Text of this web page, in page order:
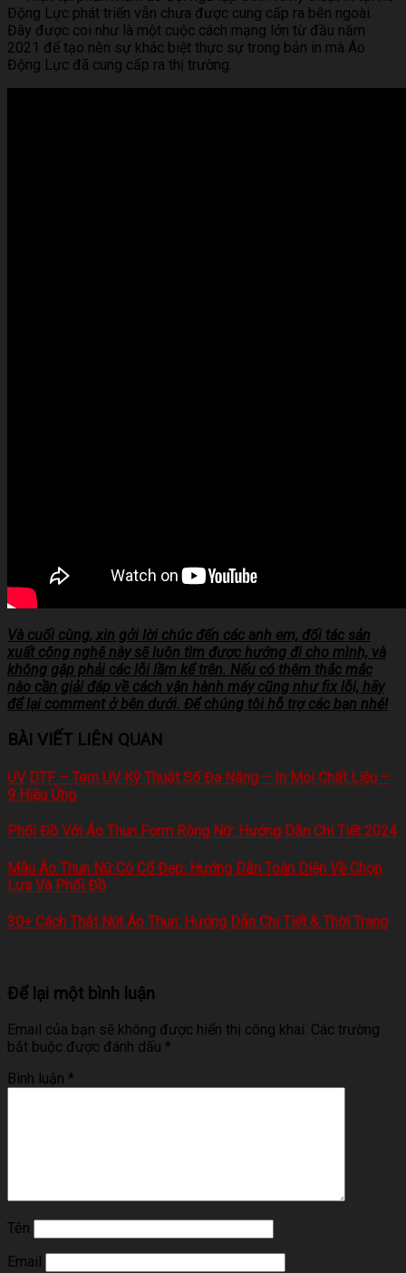
Động Lực phát triển vẫn chưa được cung cấp ra bên ngoài.
Đây được coi như là một cuộc cách mạng lớn từ đầu năm
2021 để tạo nên sự khác biệt thực sự trong bản in mà Áo
Động Lực đã cung cấp ra thị trường.
Và cuối cùng, xin gởi lời chúc đến các anh em, đối tác sản
xuất công nghệ này sẽ luôn tìm được hướng đi cho mình, và
không gặp phải các lỗi lầm kể trên. Nếu có thêm thắc mắc
nào cần giải đáp về cách vận hành máy cũng như fix lỗi, hãy
để lại comment ở bên dưới. Để chúng tôi hỗ trợ các bạn nhé!
BÀI VIẾT LIÊN QUAN
UV DTF – Tem UV Kỹ Thuật Số Đa Năng – In Mọi Chất Liệu –
9 Hiệu Ứng
Phối Đồ Với Áo Thun Form Rộng Nữ: Hướng Dẫn Chi Tiết 2024
Mẫu Áo Thun Nữ Có Cổ Đẹp: Hướng Dẫn Toàn Diện Về Chọn
Lựa Và Phối Đồ
30+ Cách Thắt Nút Áo Thun: Hướng Dẫn Chi Tiết & Thời Trang
Để lại một bình luận
Email của bạn sẽ không được hiển thị công khai. Các trường
bắt buộc được đánh dấu *
Bình luận *
Tên
Email